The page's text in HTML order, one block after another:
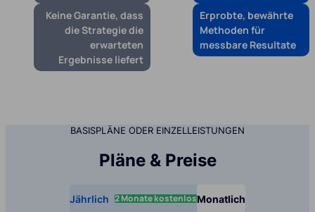
Keine Garantie, dass
die Strategie die
erwarteten
Ergebnisse liefert
Erprobte, bewährte
Methoden für
messbare Resultate
BASISPLÄNE ODER EINZELLEISTUNGEN
Pläne & Preise
Jährlich 2 Monate kostenlosMonatlich